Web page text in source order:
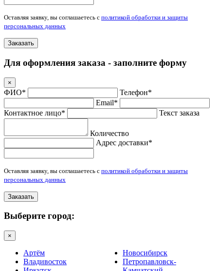
Оставляя заявку, вы соглашаетесь с политикой обработки и защиты
персональных данных
Заказать
Для оформления заказа - заполните форму
×
ФИО*
Телефон*
Email*
Контактное лицо*
Текст заказа
Количество
Адрес доставки*
Оставляя заявку, вы соглашаетесь с политикой обработки и защиты
персональных данных
Заказать
Выберите город:
×
Артём
Владивосток
Новосибирск
Петропавловск-